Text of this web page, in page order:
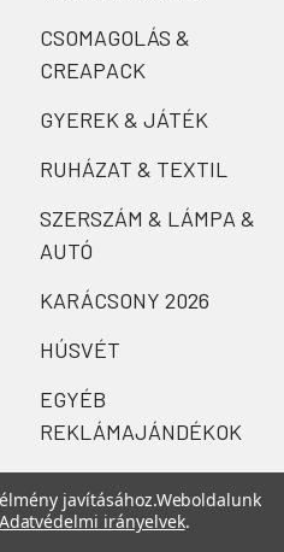
CSOMAGOLÁS &
CREAPACK
GYEREK & JÁTÉK
RUHÁZAT & TEXTIL
SZERSZÁM & LÁMPA &
AUTÓ
KARÁCSONY 2026
HÚSVÉT
EGYÉB
REKLÁMAJÁNDÉKOK
javításához.Weboldalunk
Adatvédelmi irányelvek.